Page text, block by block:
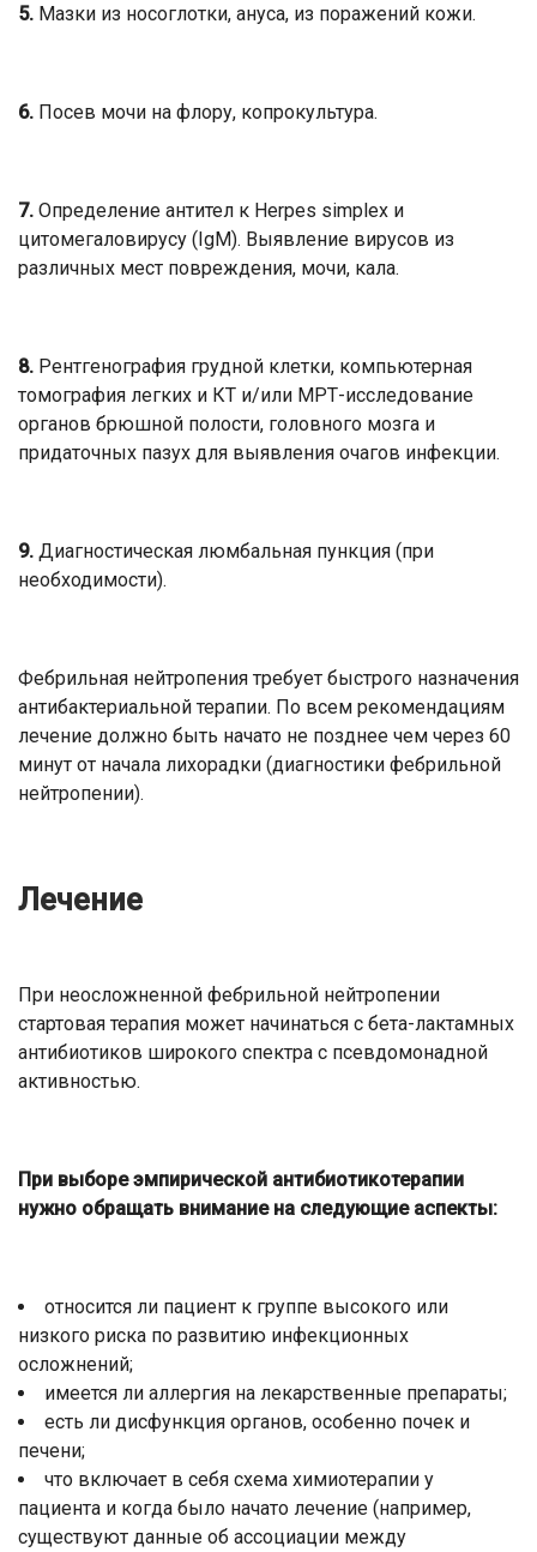
5. Мазки из носоглотки, ануса, из поражений кожи.
6. Посев мочи на флору, копрокультура.
7. Определение антител к Herpes simplex и
цитомегаловирусу (IgM). Выявление вирусов из
различных мест повреждения, мочи, кала.
8. Рентгенография грудной клетки, компьютерная
томография легких и КТ и/или МРТ-исследование
органов брюшной полости, головного мозга и
придаточных пазух для выявления очагов инфекции.
9. Диагностическая люмбальная пункция (при
необходимости).
Фебрильная нейтропения требует быстрого назначения
антибактериальной терапии. По всем рекомендациям
лечение должно быть начато не позднее чем через 60
минут от начала лихорадки (диагностики фебрильной
нейтропении).
Лечение
При неосложненной фебрильной нейтропении
стартовая терапия может начинаться с бета-лактамных
антибиотиков широкого спектра с псевдомонадной
активностью.
При выборе эмпирической антибиотикотерапии
нужно обращать внимание на следующие аспекты:
относится ли пациент к группе высокого или
низкого риска по развитию инфекционных
осложнений;
имеется ли аллергия на лекарственные препараты;
есть ли дисфункция органов, особенно почек и
печени;
что включает в себя схема химиотерапии у
пациента и когда было начато лечение (например,
существуют данные об ассоциации между